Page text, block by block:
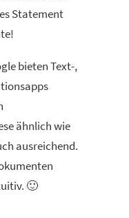
Statement
bieten Text-,
ähnlich wie
ausreichend.
🙂